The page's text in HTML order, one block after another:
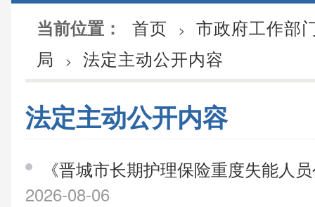
当前位置： 首页 >
市政府工作部
局
> 法定主动公开内容
法定主动公开内容
《晋城市长期护理保险重度失能人
2026-08-06